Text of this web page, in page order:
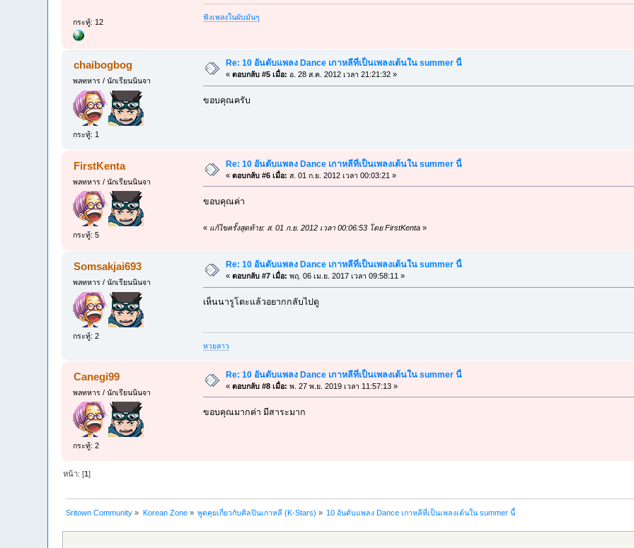
กระทู้: 12
ฟังเพลงในผับมันๆ
chaibogbog
พลทหาร / นักเรียนนินจา
กระทู้: 1
Re: 10 อันดับแพลง Dance เกาหลีที่เป็นเพลงเต้นใน summer นี้
«ตอบกลับ #5 เมื่อ: อ. 28 ส.ค. 2012 เวลา 21:21:32 »
ขอบคุณครับ
FirstKenta
พลทหาร / นักเรียนนินจา
กระทู้: 5
Re: 10 อันดับแพลง Dance เกาหลีที่เป็นเพลงเต้นใน summer นี้
«ตอบกลับ #6 เมื่อ: ส. 01 ก.ย. 2012 เวลา 00:03:21 »
ขอบคุณค่า
« แก้ไขครั้งสุดท้าย: ส. 01 ก.ย. 2012 เวลา 00:06:53 โดย FirstKenta»
Somsakjai693
พลทหาร / นักเรียนนินจา
กระทู้: 2
Re: 10 อันดับแพลง Dance เกาหลีที่เป็นเพลงเต้นใน summer นี้
«ตอบกลับ #7 เมื่อ: พฤ. 06 เม.ย. 2017 เวลา 09:58:11 »
เห็นนารูโตะแล้วอยากกลับไปดู
หวยลาว
Canegi99
พลทหาร / นักเรียนนินจา
กระทู้: 2
Re: 10 อันดับแพลง Dance เกาหลีที่เป็นเพลงเต้นใน summer นี้
«ตอบกลับ #8 เมื่อ: พ. 27 พ.ย. 2019 เวลา 11:57:13 »
ขอบคุณมากค่า มีสาระมาก
หน้า: [1]
Sritown Community » Korean Zone» พูดคุยเกี่ยวกับศิลปินเกาหลี (K-Stars) » 10 อันดับแพลง Dance เกาหลีที่เป็นเพลงเต้นใน summer นี้